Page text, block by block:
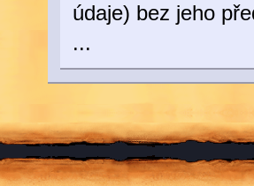
údaje) bez jeho
...